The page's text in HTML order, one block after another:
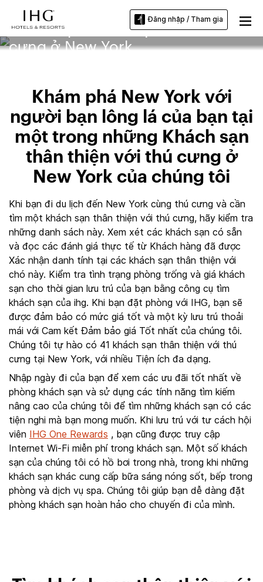
Đăng nhập / Tham gia
Khách sạn thân thiện với thú
cưng ở New York
Khám phá New York với
người bạn lông lá của bạn tại
một trong những Khách sạn
thân thiện với thú cưng ở
New York của chúng tôi
Khi bạn đi du lịch đến New York cùng thú cưng và cần
tìm một khách sạn thân thiện với thú cưng, hãy kiểm tra
những danh sách này. Xem xét các khách sạn có sẵn
và đọc các đánh giá thực tế từ Khách hàng đã được
Xác nhận danh tính tại các khách sạn thân thiện với
chó này. Kiểm tra tình trạng phòng trống và giá khách
sạn cho thời gian lưu trú của bạn bằng công cụ tìm
khách sạn của ihg. Khi bạn đặt phòng với IHG, bạn sẽ
được đảm bảo có mức giá tốt và một kỳ lưu trú thoải
mái với Cam kết Đảm bảo giá Tốt nhất của chúng tôi.
Chúng tôi tự hào có 41 khách sạn thân thiện với thú
cưng tại New York, với nhiều Tiện ích đa dạng.
Nhập ngày đi của bạn để xem các ưu đãi tốt nhất về
phòng khách sạn và sử dụng các tính năng tìm kiếm
nâng cao của chúng tôi để tìm những khách sạn có các
tiện nghi mà bạn mong muốn. Khi lưu trú với tư cách hội
viên IHG One Rewards , bạn cũng được truy cập
Internet Wi-Fi miễn phí trong khách sạn. Một số khách
sạn của chúng tôi có hồ bơi trong nhà, trong khi những
khách sạn khác cung cấp bữa sáng nóng sốt, bếp trong
phòng và dịch vụ spa. Chúng tôi giúp bạn dễ dàng đặt
phòng khách sạn hoàn hảo cho chuyến đi của mình.